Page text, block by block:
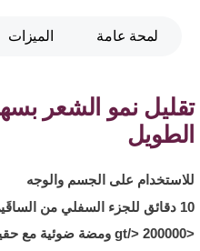
لمحة عامة الميزات
تقليل نمو الشعر
الطويل
للاستخدام على الجسم والوجه
10 دقائق للجزء السفلي من الساقَين
<gt/> 200000 ومضة ضوئية مع حقيبة**